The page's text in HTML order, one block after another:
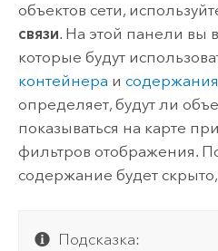
объектов сети,
связи. На этой панели вы
которые будут
контейнера и содержания
определяет, будут ли
показываться на карте
фильтров отображения.
содержание будет
Подсказка: